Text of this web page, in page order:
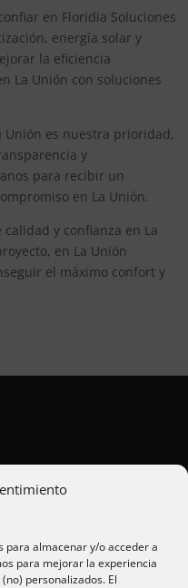
para almacenar y/o acceder a
para mejorar la experiencia
personalizados. El
en Floridia Soluciones
energía solar y
la eficiencia
La Unión con soluciones
Unión es nuestra prioridad,
y
para recibir un
en La Unión.
y confianza en La
en La Unión
el máximo confort y